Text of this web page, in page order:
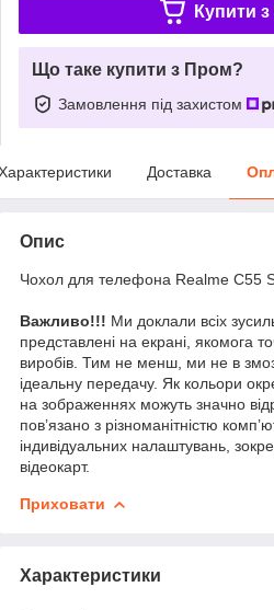
Купити з
Що таке купити з Пром?
Замовлення під захистом
Доставка
Опис
Чохол для телефона Realme C55
Важливо!!! Ми доклали всіх
представлені на екрані, якомога
виробів. Тим не менш, ми не в
ідеальну передачу. Як кольори
на зображеннях можуть значно
пов’язано з різноманітністю
індивідуальних налаштувань,
відеокарт.
Приховати
Характеристики